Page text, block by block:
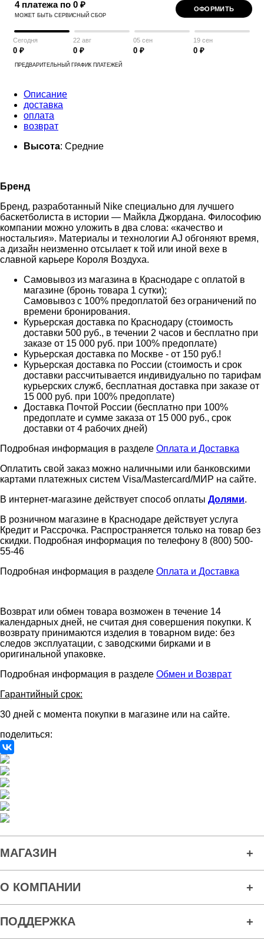
4 платежа по 0 ₽
МОЖЕТ БЫТЬ СЕРВИСНЫЙ СБОР
ОФОРМИТЬ
Сегодня
0 ₽
22 авг
0 ₽
05 сен
0 ₽
19 сен
0 ₽
ПРЕДВАРИТЕЛЬНЫЙ ГРАФИК ПЛАТЕЖЕЙ
Описание
доставка
оплата
возврат
Высота: Средние
Бренд
Бренд, разработанный Nike специально для лучшего
баскетболиста в истории — Майкла Джордана. Философию
компании можно уложить в два слова: «качество и
ностальгия». Материалы и технологии AJ обгоняют время,
а дизайн неизменно отсылает к той или иной вехе в
славной карьере Короля Воздуха.
Самовывоз из магазина в Краснодаре с оплатой в
магазине (бронь товара 1 сутки);
Самовывоз с 100% предоплатой без ограничений по
времени бронирования.
Курьерская доставка по Краснодару (стоимость
доставки 500 руб., в течении 2 часов и бесплатно при
заказе от 15 000 руб. при 100% предоплате)
Курьерская доставка по Москве - от 150 руб.!
Курьерская доставка по России (стоимость и срок
доставки рассчитывается индивидуально по тарифам
курьерских служб, бесплатная доставка при заказе от
15 000 руб. при 100% предоплате)
Доставка Почтой России (бесплатно при 100%
предоплате и сумме заказа от 15 000 руб., срок
доставки от 4 рабочих дней)
Подробная информация в разделе Оплата и Доставка
Оплатить свой заказ можно наличными или банковскими
картами платежных систем Visa/Mastercard/МИР на сайте.
В интернет-магазине действует способ оплаты Долями.
В розничном магазине в Краснодаре действует услуга
Кредит и Рассрочка. Распространяется только на товар без
скидки. Подробная информация по телефону 8 (800) 500-
55-46
Подробная информация в разделе Оплата и Доставка
Возврат или обмен товара возможен в течение 14
календарных дней, не считая дня совершения покупки. К
возврату принимаются изделия в товарном виде: без
следов эксплуатации, с заводскими бирками и в
оригинальной упаковке.
Подробная информация в разделе Обмен и Возврат
Гарантийный срок:
30 дней с момента покупки в магазине или на сайте.
поделиться:
МАГАЗИН
О КОМПАНИИ
ПОДДЕРЖКА